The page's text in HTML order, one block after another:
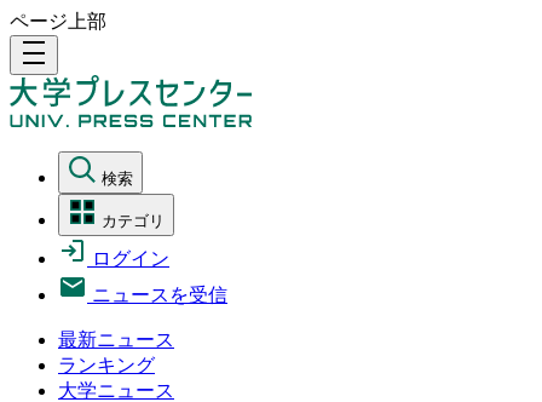
ページ上部
density_medium
検索
カテゴリ
ログイン
ニュースを受信
最新ニュース
ランキング
大学ニュース